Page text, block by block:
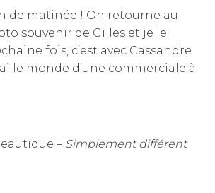
de matinée ! On retourne au
souvenir de Gilles et je le
fois, c’est avec Cassandre
le monde d’une commerciale à
– Simplement différent